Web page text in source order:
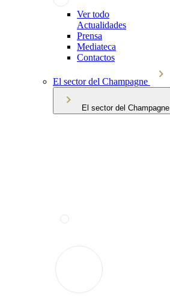
Ver todo
Actualidades
Prensa
Mediateca
Contactos
El sector del Champagne
El sector del Champagne